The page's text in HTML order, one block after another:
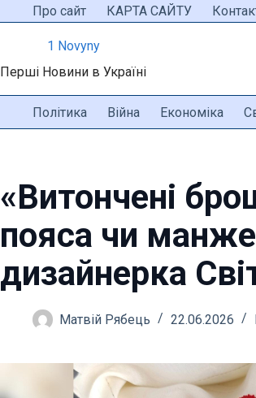
ПерейтиПро сайт КАРТА САЙТУ
1 Novyny
Перші Новини в Україні
Політика Війна Економіка
«Витончені
пояса чи
дизайнерка
Матвій Рябець 22.06.2026